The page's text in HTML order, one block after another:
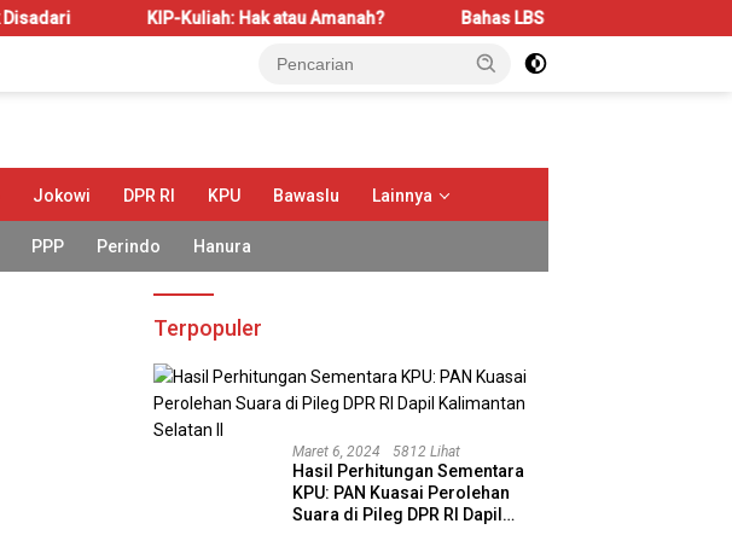
KIP-Kuliah: Hak atau Amanah? Bahas LBS dan LP2B, REI Kalbar Dorong
Jokowi DPR RI KPU Bawaslu Lainnya
PPP Perindo Hanura
Terpopuler
Maret 6, 2024 5812 Lihat
Hasil Perhitungan Sementara
KPU: PAN Kuasai Perolehan
Suara di Pileg DPR RI Dapil